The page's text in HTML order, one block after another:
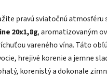
pravú sviatočnú atmosféru
20x1,8g, aromatizovaným
vareného vína. Táto
hrejivé korenie a jemne
korenistý a dokonale